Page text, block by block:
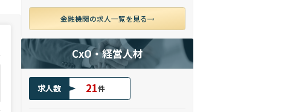
金融機関の求人一覧を見る
CxO・経営人材
求人数 21件